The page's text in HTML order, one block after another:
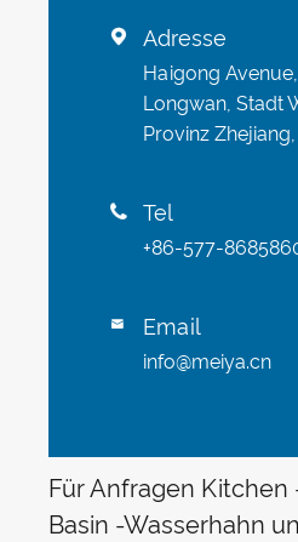
 Adresse
Haigong
Longwan, Stadt
Provinz
 Tel
+86-577-
 Email
info@meiya.cn
Für Anfragen Kitchen
Basin -Wasserhahn